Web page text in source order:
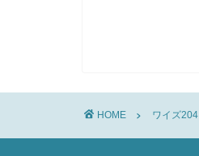
HOME ワイズ204